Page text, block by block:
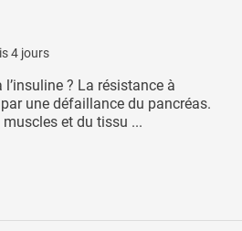
4 jours
l’insuline ? La résistance à
par une défaillance du pancréas.
et du tissu ...